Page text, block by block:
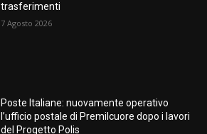
trasferimenti
7 Agosto 2026
Poste Italiane: nuovamente operativo
l’ufficio postale di Premilcuore dopo i lavori
del Progetto Polis